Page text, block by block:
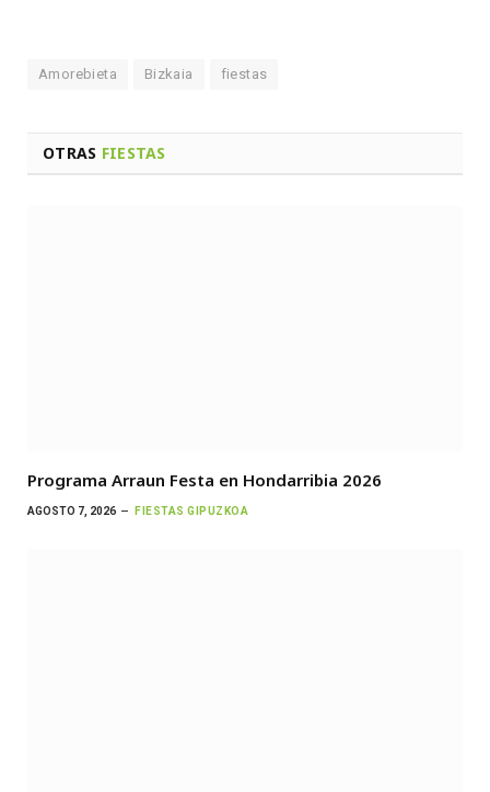
Amorebieta Bizkaia fiestas
OTRAS FIESTAS
Programa Arraun Festa en Hondarribia 2026
AGOSTO 7, 2026 FIESTAS GIPUZKOA